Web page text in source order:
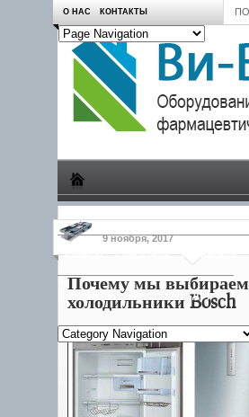
О НАС КОНТАКТЫ
Камеры Смесители Конвейеры
Другое
9 ноября, 2017
Почему мы выбираем
холодильники Bosch